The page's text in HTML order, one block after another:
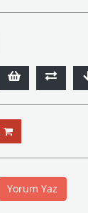
Yorum Yaz